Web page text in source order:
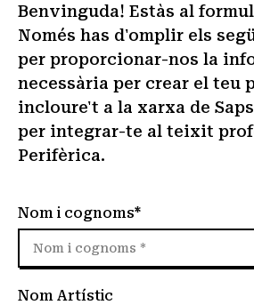
Benvinguda! Estàs al
Només has d'omplir els
per proporcionar-nos la
necessària per crear el teu
incloure't a la xarxa de
per integrar-te al teixit
Perifèrica.
Nom i cognoms*
Nom Artístic